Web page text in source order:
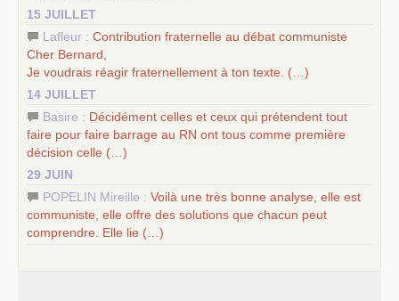
15 JUILLET
Lafleur : Contribution fraternelle au débat communiste
Cher Bernard,
Je voudrais réagir fraternellement à ton texte. (…)
14 JUILLET
Basire : Décidément celles et ceux qui prétendent tout
faire pour faire barrage au RN ont tous comme première
décision celle (…)
29 JUIN
POPELIN Mireille : Voilà une très bonne analyse, elle est
communiste, elle offre des solutions que chacun peut
comprendre. Elle lie (…)